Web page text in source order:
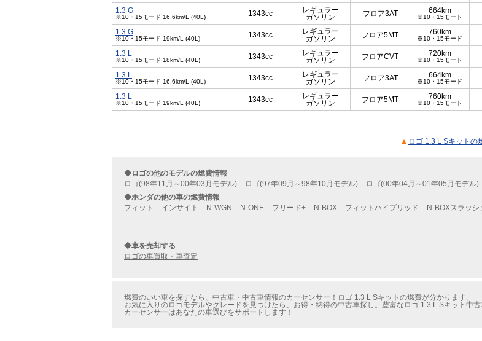
1.3 G
※10・15モード 16.6km/L (40L) 1343cc
レギュラー
ガソリン
フロア3AT 664km
※10・15モード
1.3 G
※10・15モード 19km/L (40L) 1343cc
レギュラー
ガソリン
フロア5MT 760km
※10・15モード
1.3 L
※10・15モード 18km/L (40L) 1343cc
レギュラー
ガソリン
フロアCVT 720km
※10・15モード
1.3 L
※10・15モード 16.6km/L (40L) 1343cc
レギュラー
ガソリン
フロア3AT 664km
※10・15モード
1.3 L
※10・15モード 19km/L (40L) 1343cc
レギュラー
ガソリン
フロア5MT 760km
※10・15モード
ロゴ 1.3 L Sキットの
◆ロゴの他のモデルの燃費情報
ロゴ(98年11月～00年03月モデル)
ロゴ(97年09月～98年10月モデル)
ロゴ(00年04月～01年05月モデル)
◆ホンダの他の車の燃費情報
フィット
インサイト N-WGN N-ONE フリード+ N-BOX フィットハイブリッド N-BOXスラッシ
◆車を売却する
ロゴの車買取・車査定
燃費のいい車を探すなら、中古車・中古車情報のカーセンサー！ロゴ 1.3 L Sキットの燃費が分かります。
お気に入りのロゴモデルやグレードを見つけたら、お得・納得の中古車探し。豊富なロゴ 1.3 L Sキット中
カーセンサーはあなたの車選びをサポートします！